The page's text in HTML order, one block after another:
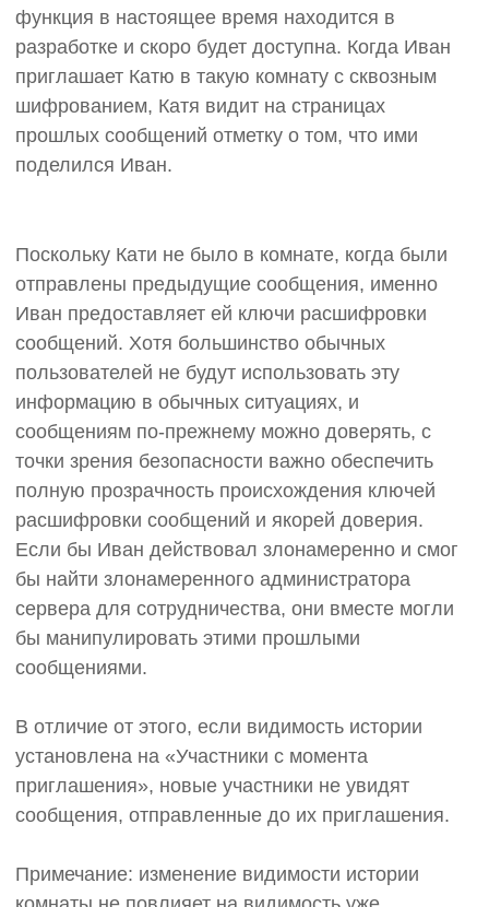
функция в настоящее время находится в
разработке и скоро будет доступна. Когда Иван
приглашает Катю в такую ​​комнату с сквозным
шифрованием, Катя видит на страницах
прошлых сообщений отметку о том, что ими
поделился Иван.
Поскольку Кати не было в комнате, когда были
отправлены предыдущие сообщения, именно
Иван предоставляет ей ключи расшифровки
сообщений. Хотя большинство обычных
пользователей не будут использовать эту
информацию в обычных ситуациях, и
сообщениям по-прежнему можно доверять, с
точки зрения безопасности важно обеспечить
полную прозрачность происхождения ключей
расшифровки сообщений и якорей доверия.
Если бы Иван действовал злонамеренно и смог
бы найти злонамеренного администратора
сервера для сотрудничества, они вместе могли
бы манипулировать этими прошлыми
сообщениями.
В отличие от этого, если видимость истории
установлена ​​на «Участники с момента
приглашения», новые участники не увидят
сообщения, отправленные до их приглашения.
Примечание: изменение видимости истории